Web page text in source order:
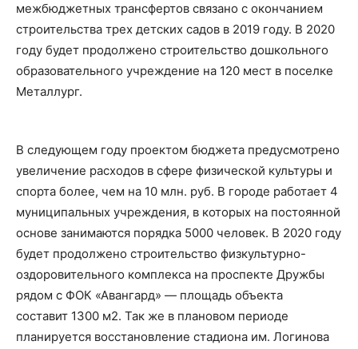
межбюджетных трансфертов связано с окончанием
строительства трех детских садов в 2019 году. В 2020
году будет продолжено строительство дошкольного
образовательного учреждение на 120 мест в поселке
Металлург.
В следующем году проектом бюджета предусмотрено
увеличение расходов в сфере физической культуры и
спорта более, чем на 10 млн. руб. В городе работает 4
муниципальных учреждения, в которых на постоянной
основе занимаются порядка 5000 человек. В 2020 году
будет продолжено строительство физкультурно-
оздоровительного комплекса на проспекте Дружбы
рядом с ФОК «Авангард» — площадь объекта
составит 1300 м2. Так же в плановом периоде
планируется восстановление стадиона им. Логинова